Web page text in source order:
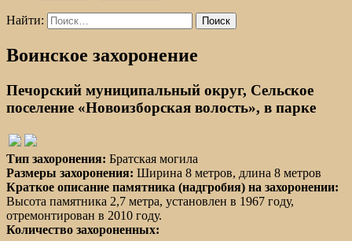
Найти:
Воинское захоронение
Печорский муниципальный округ, Сельское
поселение «Новоизборская волость», в парке
Тип захоронения: Братская могила
Размеры захоронения: Ширина 8 метров, длина 8 метров
Краткое описание памятника (надгробия) на захоронении:
Высота памятника 2,7 метра, установлен в 1967 году,
отремонтирован в 2010 году.
Количество захороненных: